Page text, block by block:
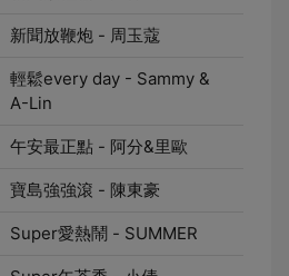
新聞放鞭炮 - 周玉蔻
輕鬆every day - Sammy &
A-Lin
午安最正點 - 阿分&里歐
寶島強強滾 - 陳東豪
Super愛熱鬧 - SUMMER